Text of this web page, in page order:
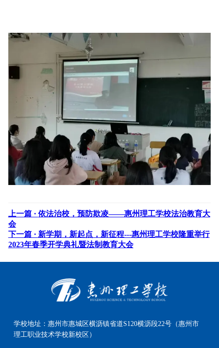
上一篇 · 依法治校，预防欺凌——惠州理工学校法治教育大
会
下一篇 · 新学期，新起点，新征程---惠州理工学校隆重举行
2023年春季开学典礼暨法制教育大会
学校地址：惠州市惠城区横沥镇省道S120横沥段22号（惠州市
理工职业技术学校新校区）